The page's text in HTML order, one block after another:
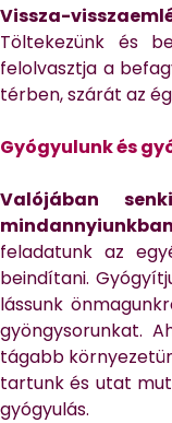
Vissza-
Töltekezünk és
felolvasztja a
térben, szárát az
Gyógyulunk és
Valójában
feladatunk az
beindítani.
lássunk
gyöngysorunkat.
tágabb
tartunk és utat
gyógyulás.